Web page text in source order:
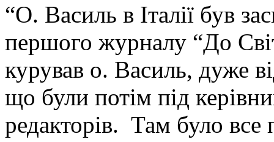
“О. Василь в Італії був
першого журналу “До
курував о. Василь, дуже
що були потім під
редакторів. Там було все